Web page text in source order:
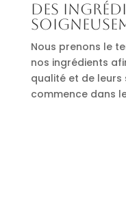
Des
Nous prenons le
nos ingrédients
qualité et de leurs
commence dans